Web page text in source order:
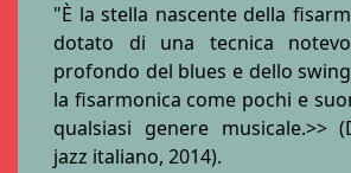
"È la stella nascente della
dotato di una tecnica
profondo del blues e dello
la fisarmonica come pochi e
qualsiasi genere musicale.>>
jazz italiano, 2014).